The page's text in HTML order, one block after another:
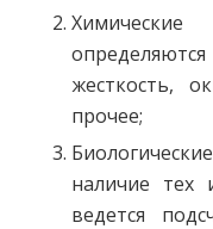
жесткость,
прочее;
наличие тех
ведется